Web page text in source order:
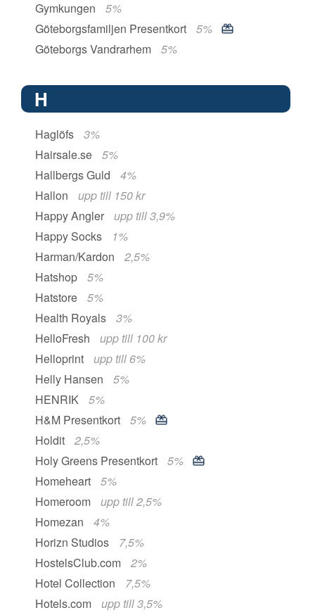
Gymkungen
5%
Göteborgsfamiljen Presentkort
5%
Göteborgs Vandrarhem
5%
H
Haglöfs
3%
Hairsale.se
5%
Hallbergs Guld
4%
Hallon
upp till 150 kr
Happy Angler
upp till 3,9%
Happy Socks
1%
Harman/Kardon
2,5%
Hatshop
5%
Hatstore
5%
Health Royals
3%
HelloFresh
upp till 100 kr
Helloprint
upp till 6%
Helly Hansen
5%
HENRIK
5%
H&M Presentkort
5%
Holdit
2,5%
Holy Greens Presentkort
5%
Homeheart
5%
Homeroom
upp till 2,5%
Homezan
4%
Horizn Studios
7,5%
HostelsClub.com
2%
Hotel Collection
7,5%
Hotels.com
upp till 3,5%